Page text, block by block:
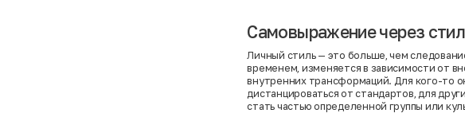
Самовыражение через
Личный стиль — это больше, чем
временем, изменяется в зависимости от
внутренних трансформаций. Для кого-то
дистанцироваться от стандартов, для
стать частью определенной группы или